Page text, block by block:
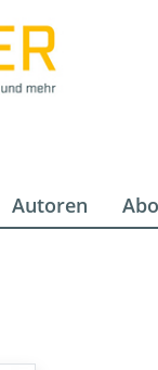
Autoren